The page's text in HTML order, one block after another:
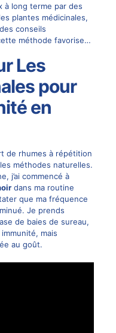
à long terme par des
plantes médicinales,
conseils
méthode favorise…
Les
pour
en
de rhumes à répétition
les méthodes naturelles.
j’ai commencé à
dans ma routine
que ma fréquence
Je prends
de baies de sureau,
mais
au goût.